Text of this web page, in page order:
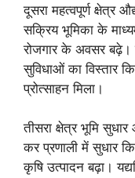
दूसरा महत्वपूर्ण क्षेत्र
सक्रिय भूमिका के
रोजगार के अवसर
सुविधाओं का विस्तार
प्रोत्साहन मिला।
तीसरा क्षेत्र भूमि
कर प्रणाली में सुधार
कृषि उत्पादन बढ़ा।